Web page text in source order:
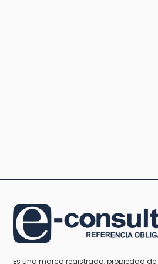
Es una marca registrada, propiedad de